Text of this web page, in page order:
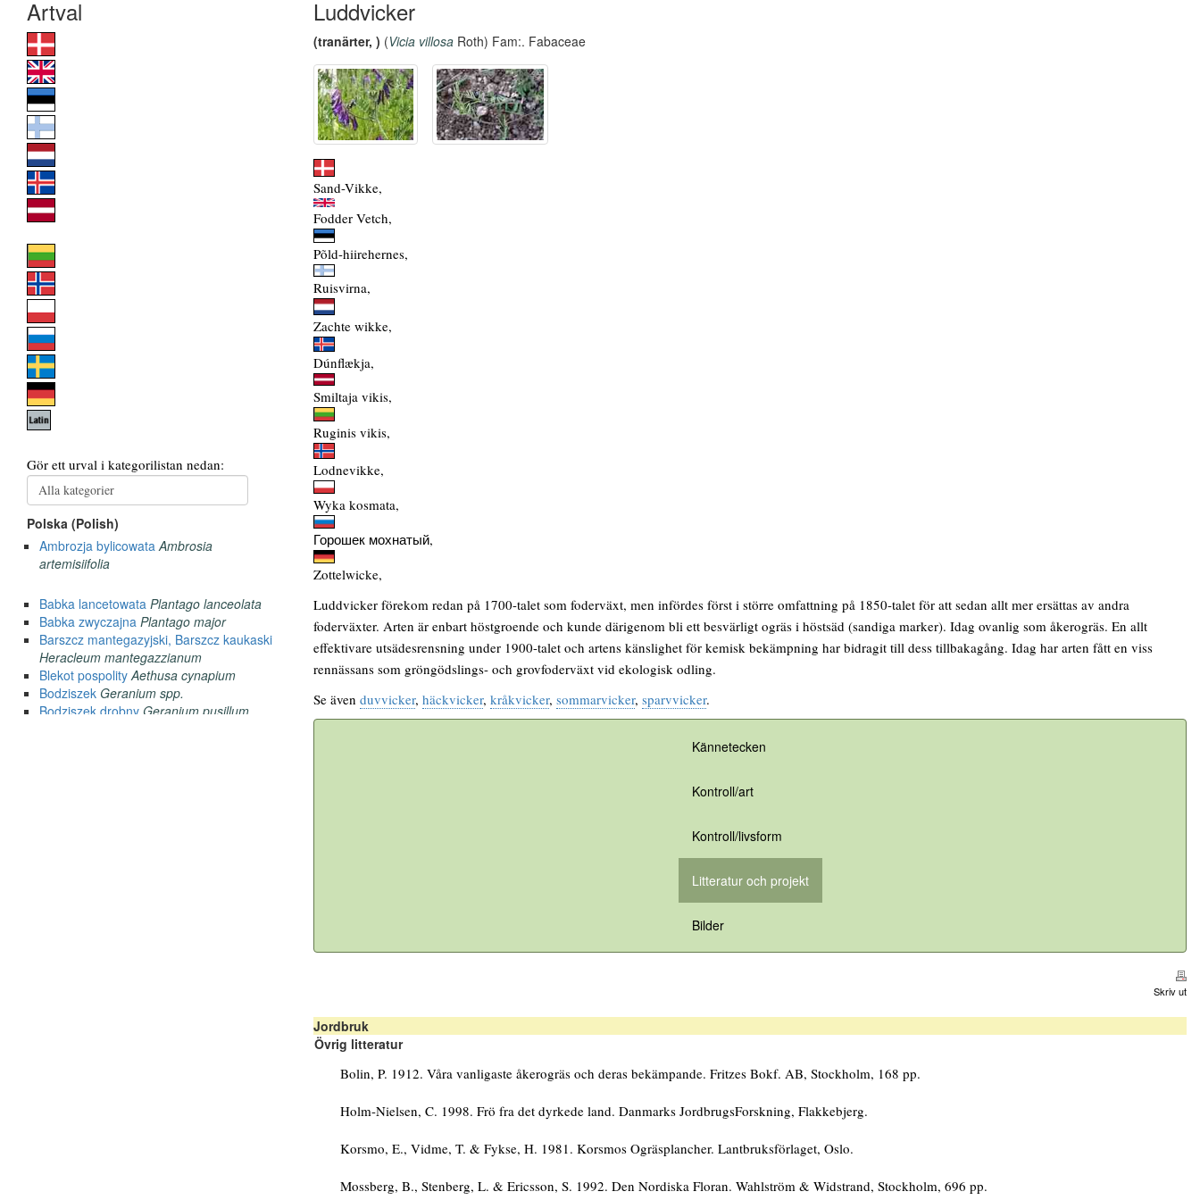
Luddvicker
(tranärter, ) (Vicia villosa Roth) Fam:. Fabaceae
Sand-Vikke,
Fodder Vetch,
Põld-hiirehernes,
Ruisvirna,
Zachte wikke,
Dúnflækja,
Smiltaja vikis,
Ruginis vikis,
Lodnevikke,
Wyka kosmata,
Горошек мохнатый,
Zottelwicke,
Luddvicker förekom redan på 1700-talet som foderväxt, men infördes först i större omfattning på 1850-talet för att sedan allt mer ersättas av andra
foderväxter. Arten är enbart höstgroende och kunde därigenom bli ett besvärligt ogräs i höstsäd (sandiga marker). Idag ovanlig som åkerogräs. En allt
effektivare utsädesrensning under 1900-talet och artens känslighet för kemisk bekämpning har bidragit till dess tillbakagång. Idag har arten fått en viss
rennässans som gröngödslings- och grovfoderväxt vid ekologisk odling.
Se även duvvicker, häckvicker, kråkvicker, sommarvicker, sparvvicker.
Kännetecken
Kontroll/art
Kontroll/livsform
Litteratur och projekt
Bilder
Skriv ut
Jordbruk
Övrig litteratur
Bolin, P. 1912. Våra vanligaste åkerogräs och deras bekämpande. Fritzes Bokf. AB, Stockholm, 168 pp.
Holm-Nielsen, C. 1998. Frö fra det dyrkede land. Danmarks JordbrugsForskning, Flakkebjerg.
Korsmo, E., Vidme, T. & Fykse, H. 1981. Korsmos Ogräsplancher. Lantbruksförlaget, Oslo.
Mossberg, B., Stenberg, L. & Ericsson, S. 1992. Den Nordiska Floran. Wahlström & Widstrand, Stockholm, 696 pp.